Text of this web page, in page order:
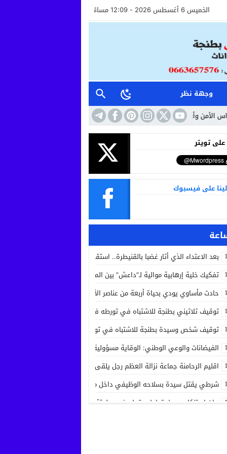
الخميس 6 أغسطس 2026 - 12:09 مساءً
وجهة نظر
الاستقبال خطوة نحو مستشفى أكثر إنسانية وأماناً
على تويتر
على فيسبوك
بعد الاعتداء الذي أثار غضبا بالقنيطرة.. استقرار الحالة الصحية لسائق
تفكيك خلية إرهابية موالية لـ”داعش” بين المغرب وإسبانيا في عملية أمنية
حادث مأساوي يودي بحياة أربعة من عناصر الأمن الوطني في مهمة رسمية
توقيف ثلاثيني بطنجة للاشتباه في تورطه في جريمة قتل داخل مستشفى بعد
توقيف شخص وسيدة بطنجة للاشتباه في تورطهما في تزوير شهادات
الفيضانات والوعي الوطني: الوقاية مسؤولية الجميع
اقليم الرحامنة جماعة نزالة العظم رجل يلقى حتفه بآلة جني الزيتون داخل
شرطي يقتل سيدة بسلاحه الوظيفي داخل منزله بسلا الجديدة
بيان استنكاري حول تداول مقطع فيديو لجثة مواطن من مدينة عيون سيدي